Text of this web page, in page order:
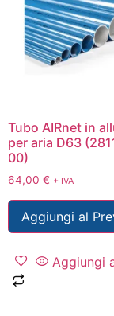
Tubo AIRnet in
per aria D63
00)
64,00 € + IVA
Aggiungi al
Aggiungi